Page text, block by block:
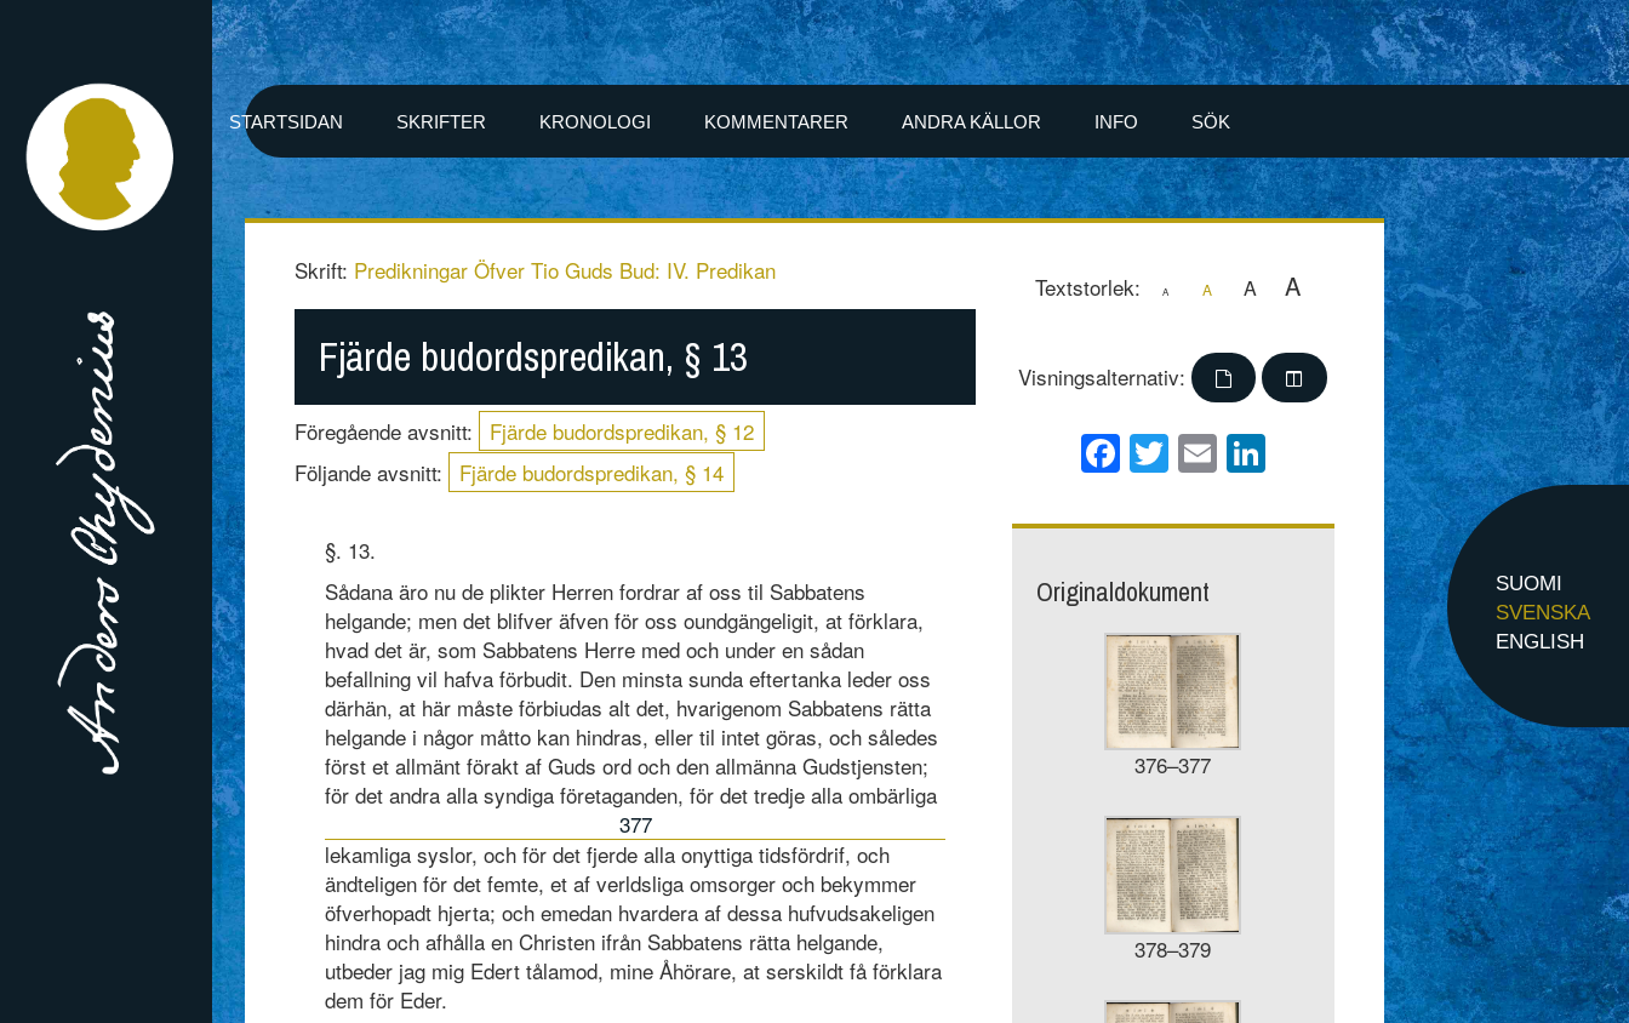
STARTSIDAN SKRIFTER KRONOLOGI KOMMENTARER ANDRA KÄLLOR INFO SÖK
SUOMI
SVENSKA
ENGLISH
Skrift: Predikningar Öfver Tio Guds Bud: IV. Predikan
Fjärde budordspredikan, § 13
Föregående avsnitt:
Fjärde budordspredikan, § 12
Följande avsnitt:
Fjärde budordspredikan, § 14
Textstorlek: A A A A
Visningsalternativ:
Facebook
Twitter
EmailLinkedIn
§. 13.
Sådana äro nu de plikter Herren fordrar af oss til Sabbatens
helgande; men det blifver äfven för oss oundgängeligit, at förklara,
hvad det är, som Sabbatens Herre med och under en sådan
befallning vil hafva förbudit. Den minsta sunda eftertanka leder oss
därhän, at här måste förbiudas alt det, hvarigenom Sabbatens rätta
helgande i någor måtto kan hindras, eller til intet göras, och således
först et allmänt förakt af Guds ord och den allmänna Gudstjensten;
för det andra alla syndiga företaganden, för det tredje alla ombärliga
377
lekamliga syslor, och för det fjerde alla onyttiga tidsfördrif, och
ändteligen för det femte, et af verldsliga omsorger och bekymmer
öfverhopadt hjerta; och emedan hvardera af dessa hufvudsakeligen
hindra och afhålla en Christen ifrån Sabbatens rätta helgande,
utbeder jag mig Edert tålamod, mine Åhörare, at serskildt få förklara
dem för Eder.
Originaldokument
376–377
378–379